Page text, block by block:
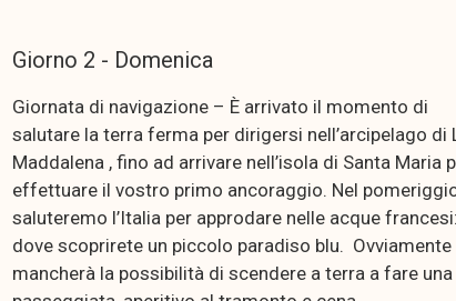
Giorno 2 - Domenica
Giornata di navigazione – È arrivato il momento di
salutare la terra ferma per dirigersi nell’arcipelago di
Maddalena , fino ad arrivare nell’isola di Santa Maria
effettuare il vostro primo ancoraggio. Nel
saluteremo l’Italia per approdare nelle acque francesi:
dove scoprirete un piccolo paradiso blu. Ovviamente
mancherà la possibilità di scendere a terra a fare una